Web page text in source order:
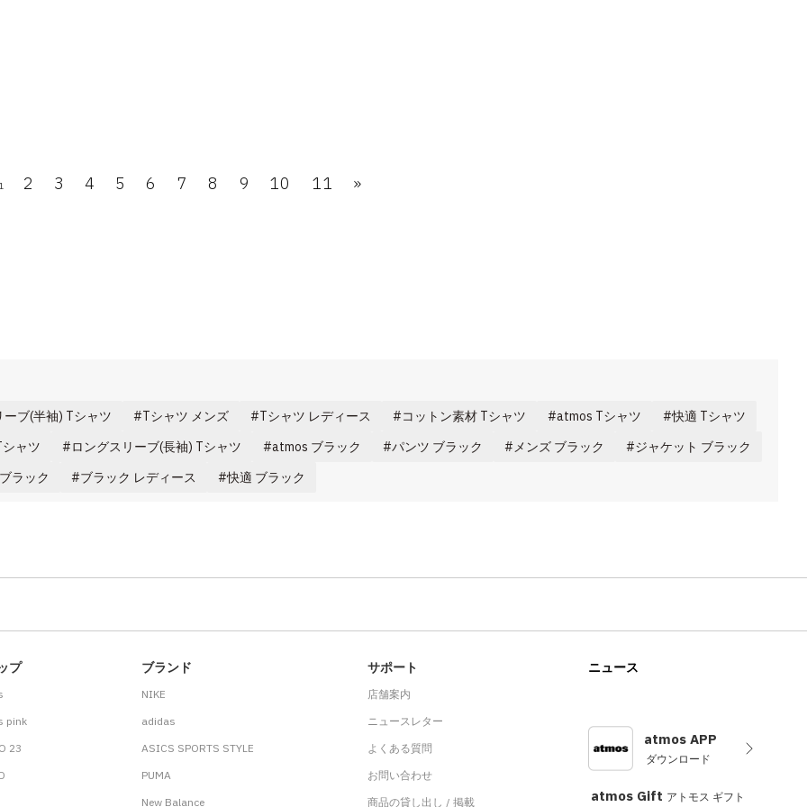
1 2 3 4 5 6 7 8 9 10 11 »
ーブ(半袖) Tシャツ Tシャツ メンズ Tシャツ レディース コットン素材 Tシャツ atmos Tシャツ
快適 Tシャツ
ャツ ロングスリーブ(長袖) Tシャツ atmos ブラック パンツ ブラック メンズ ブラック
ジャケット ブラック
ラック ブラック レディース 快適 ブラック
プ
pink
23
ブランド
NIKE
adidas
ASICS SPORTS STYLE
PUMA
New Balance
サポート
店舗案内
ニュースレター
よくある質問
お問い合わせ
商品の貸し出し / 掲載
ニュース
atmos APP
ダウンロード
atmos Gift アトモス ギフト